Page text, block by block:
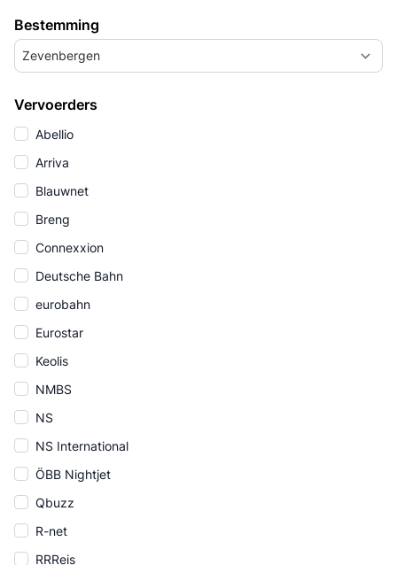
Bestemming
Zevenbergen
Vervoerders
Abellio
Arriva
Blauwnet
Breng
Connexxion
Deutsche Bahn
eurobahn
Eurostar
Keolis
NMBS
NS
NS International
ÖBB Nightjet
Qbuzz
R-net
RRReis